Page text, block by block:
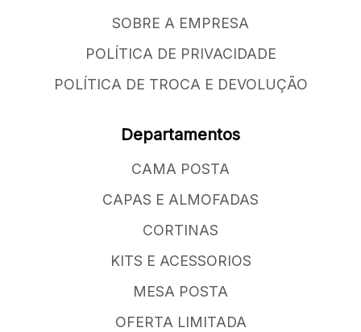
SOBRE A EMPRESA
POLÍTICA DE PRIVACIDADE
POLÍTICA DE TROCA E DEVOLUÇÃO
Departamentos
CAMA POSTA
CAPAS E ALMOFADAS
CORTINAS
KITS E ACESSORIOS
MESA POSTA
OFERTA LIMITADA